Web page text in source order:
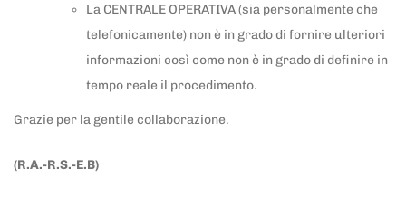
La CENTRALE OPERATIVA (sia personalmente che
telefonicamente) non è in grado di fornire ulteriori
informazioni così come non è in grado di definire in
tempo reale il procedimento.
Grazie per la gentile collaborazione.
(R.A.-R.S.-E.B)